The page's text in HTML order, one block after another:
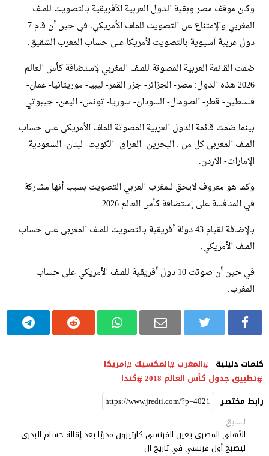
وكان موقف مصر وبقية الدول العربية الأفريقية بالتصويت للملف
المغربي والإمتناع عن التصويت للملف الأمريكي، في حين أن قام 7
دول عربية آسيوية بالتصويت لأمريكا على حساب المغرب الشقيق.
ضمت القائمة العربية المصوتة للملف المغربي لإستضافة كأس العالم
2026 هذه الدول: مصر- الجزائر- جزر القمر- ليبيا- موريتانيا- عمان-
فلسطين- قطر- الصومال- السودان- سوريا- تونس- اليمن- جيبوتي.
بينما ضمت قائمة الدول العربية المصوتة للملف الأمريكي على حساب
الملف المغربي كل من : البحرين- العراق- الكويت- لبنان- السعودية-
الإمارات- الاردن.
وكما هو معروف لايحق للمغرب العربي التصويت بسبب أنها مشاركة
في المنافسة على إستضافة كأس العالم 2026 .
بالإضافة لقيام 43 دولة أفريقية بالتصويت للملف المغربي على حساب
الملف الأمريكي.
في حين أن صوتت 10 دول أفريقية للملف الأمريكي على حساب
المغرب.
كلمات دليلية المغرب المكسيك امريكا
تطبيق جدول كأس العالم 2018
كندا
رابط مختصر
السابق
الأهلي المصري يعين الفرنسي كارتيرون مدربًا بعد إقالة حسام البدري
ليصبح أول فرنسي في تاريخ ال